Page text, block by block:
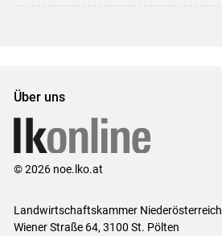
Über uns
© 2026 noe.lko.at
Landwirtschaftskammer Niederösterreich
Wiener Straße 64, 3100 St. Pölten